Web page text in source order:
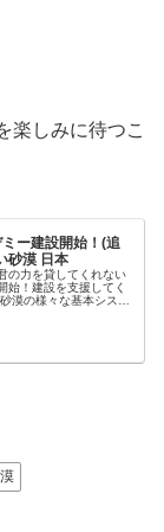
楽しみに待つこ
ー建設開始！(追
砂漠 日本
の力を貸してくれない
始！建設を支援してく
漠の様々な基本システ